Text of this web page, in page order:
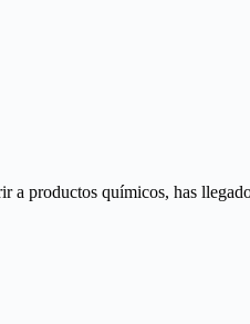
a productos químicos, has